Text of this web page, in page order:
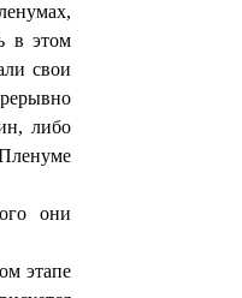
в этом
свои
либо
они
этапе